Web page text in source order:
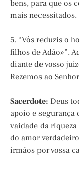
bens, para que os
mais necessitados.
5. “Vós reduzis o
filhos de Adão»”.
diante de vosso
Rezemos ao
Sacerdote: Deus
apoio e segurança
vaidade da
do amor
irmãos por vossa